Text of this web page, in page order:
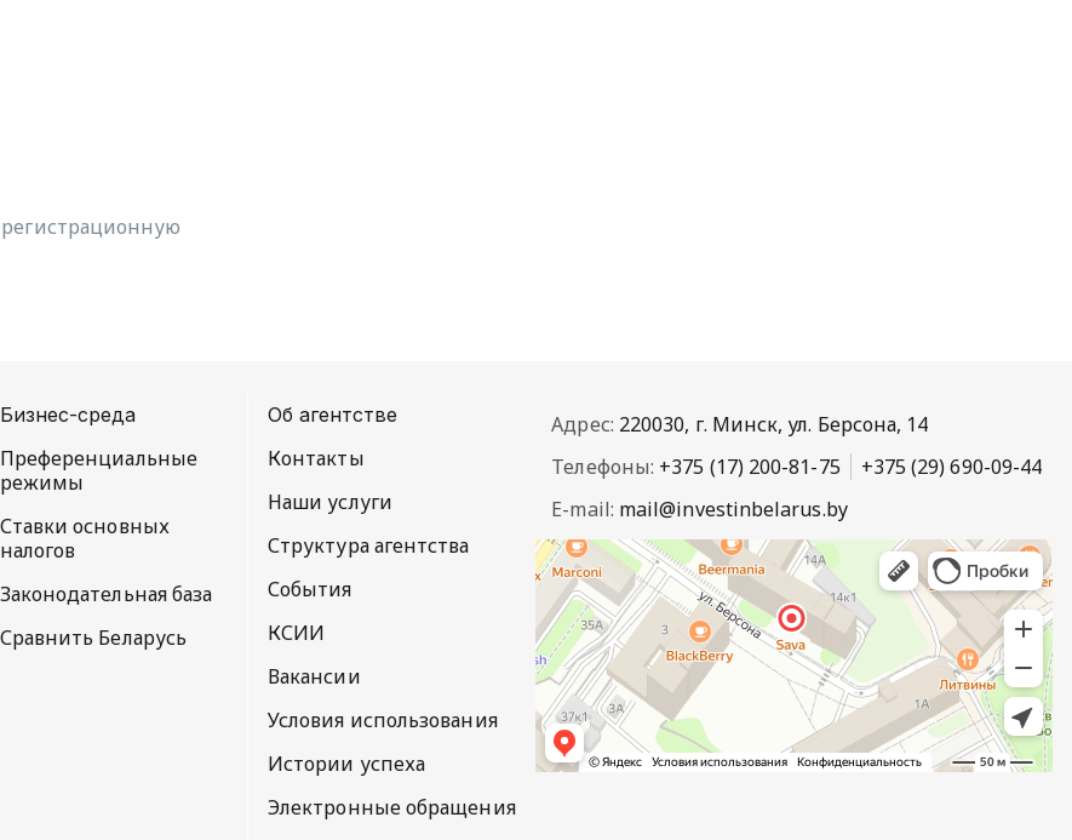
Бизнес-среда
Преференциальные
режимы
Ставки основных
налогов
Законодательная база
Сравнить Беларусь
Об агентстве
Контакты
Наши услуги
Структура агентства
События
КСИИ
Вакансии
Условия использования
Истории успеха
Электронные обращения
Адрес: 220030, г. Минск, ул. Берсона, 14
Телефоны: +375 (17) 200-81-75
+375 (29) 690-09-44
E-mail: mail@investinbelarus.by